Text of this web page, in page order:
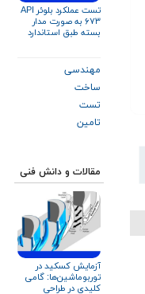
تست عملکرد بلوئر API
۶۷۳ به صورت مدار
بسته طبق استاندارد
مهندسی
ساخت
تست
تامین
مقالات و دانش فنی
آزمایش کسکید در
توربوماشین‌ها: گامی
کلیدی در طراحی